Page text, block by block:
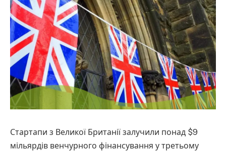
Стартапи з Великої Британії залучили понад $9
мільярдів венчурного фінансування у третьому